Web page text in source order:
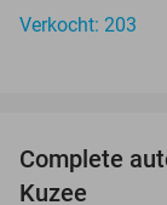
Verkocht: 203
Complete
Kuzee